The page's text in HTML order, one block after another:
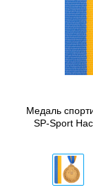
Медаль
SP-Sport